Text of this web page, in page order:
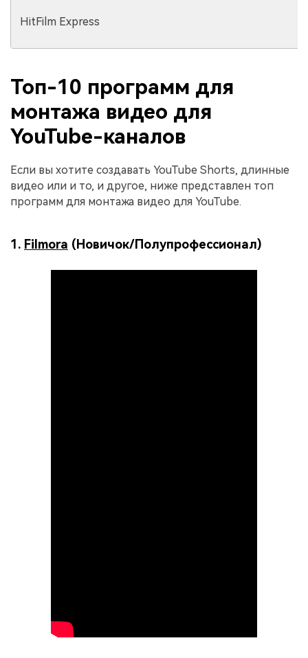
HitFilm Express
Топ-10 программ для
монтажа видео для
YouTube-каналов
Если вы хотите создавать YouTube Shorts, длинные
видео или и то, и другое, ниже представлен топ
программ для монтажа видео для YouTube.
1. Filmora (Новичок/Полупрофессионал)